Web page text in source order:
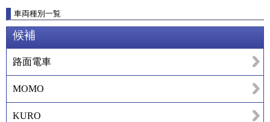
車両種別一覧
候補
路面電車
MOMO
KURO